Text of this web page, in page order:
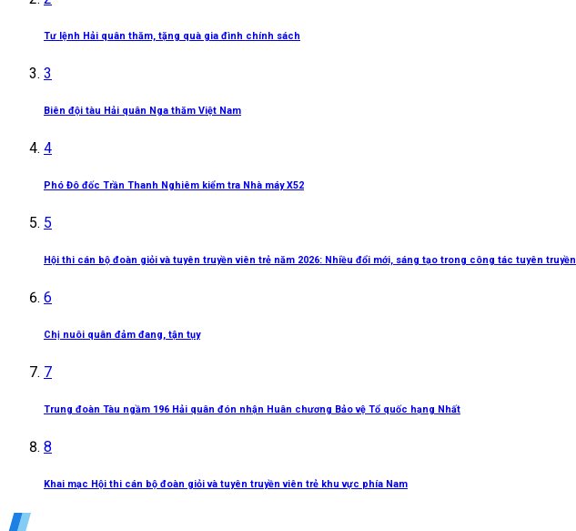
Tư lệnh Hải quân thăm, tặng quà gia đình chính sách
3
Biên đội tàu Hải quân Nga thăm Việt Nam
4
Phó Đô đốc Trần Thanh Nghiêm kiểm tra Nhà máy X52
5
Hội thi cán bộ đoàn giỏi và tuyên truyền viên trẻ năm 2026: Nhiều đổi mới, sáng tạo trong công tác tuyên truyền
6
Chị nuôi quân đảm đang, tận tụy
7
Trung đoàn Tàu ngầm 196 Hải quân đón nhận Huân chương Bảo vệ Tổ quốc hạng Nhất
8
Khai mạc Hội thi cán bộ đoàn giỏi và tuyên truyền viên trẻ khu vực phía Nam